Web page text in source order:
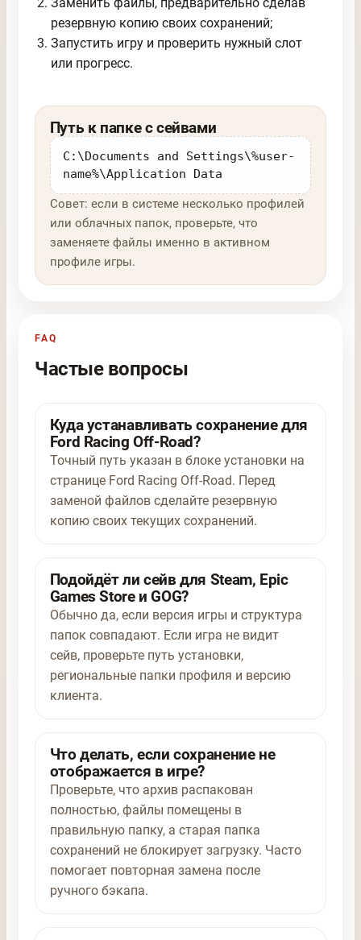
резервную копию своих сохранений;
Запустить игру и проверить нужный слот
или прогресс.
Путь к папке с сейвами
C:\Documents and Settings\%user-
name%\Application Data
Совет: если в системе несколько профилей
или облачных папок, проверьте, что
заменяете файлы именно в активном
профиле игры.
FAQ
Частые вопросы
Куда устанавливать сохранение для
Ford Racing Off-Road?
Точный путь указан в блоке установки на
странице Ford Racing Off-Road. Перед
заменой файлов сделайте резервную
копию своих текущих сохранений.
Подойдёт ли сейв для Steam, Epic
Games Store и GOG?
Обычно да, если версия игры и структура
папок совпадают. Если игра не видит
сейв, проверьте путь установки,
региональные папки профиля и версию
клиента.
Что делать, если сохранение не
отображается в игре?
Проверьте, что архив распакован
полностью, файлы помещены в
правильную папку, а старая папка
сохранений не блокирует загрузку. Часто
помогает повторная замена после
ручного бэкапа.